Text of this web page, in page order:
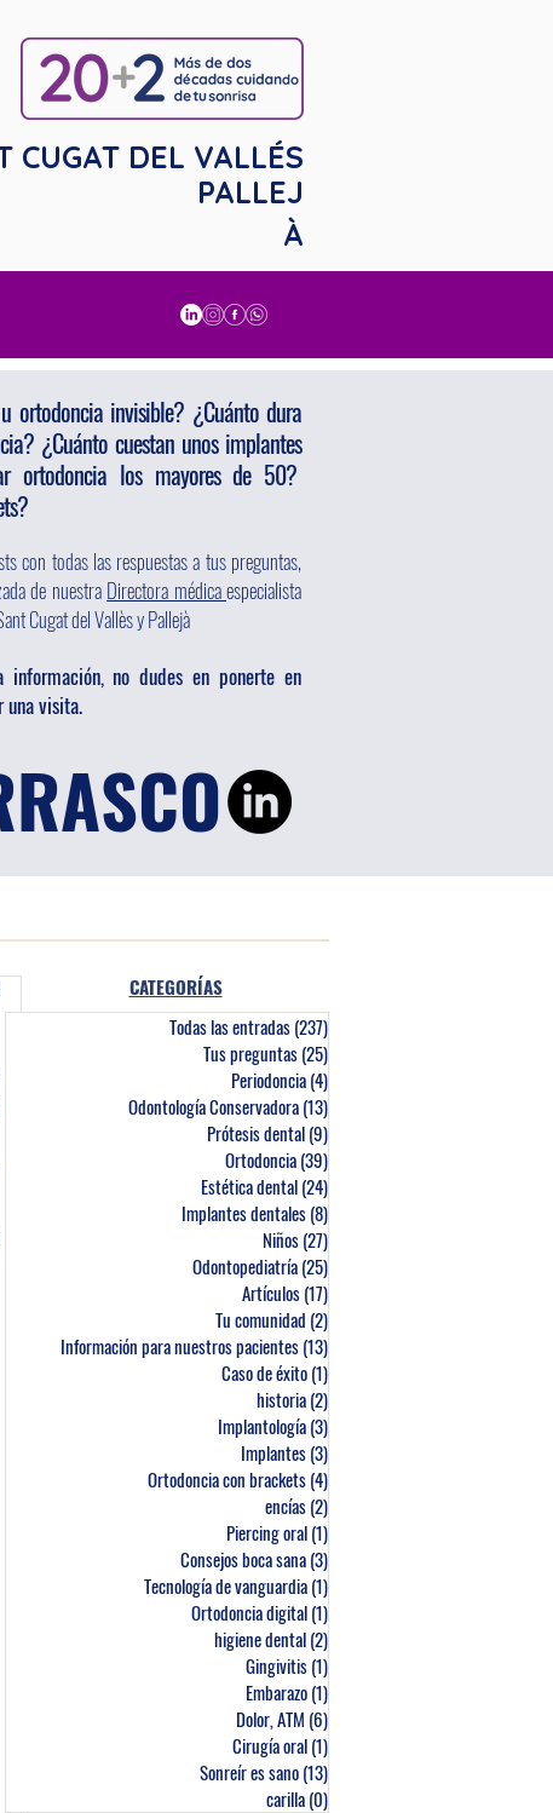
CUGAT DEL VALLÉS
PALLEJ
À
ortodoncia invisible? ¿Cuánto dura
¿Cuánto cuestan unos implantes
ortodoncia los mayores de 50?
con todas las respuestas a tus preguntas,
de nuestraDirectora médicaespecialista
Cugat del Vallès y Pallejà
información, no dudes en ponerte en
una visita.
CATEGORÍAS
Todas las entradas(237)
Tus preguntas(25)
Periodoncia(4)
Odontología Conservadora(13)
Prótesis dental(9)
Ortodoncia(39)
Estética dental(24)
Implantes dentales(8)
Niños(27)
Odontopediatría(25)
Artículos(17)
Tu comunidad (2)
Información para nuestros pacientes(13)
Caso de éxito(1)
historia(2)
Implantología(3)
Implantes(3)
Ortodoncia con brackets(4)
encías(2)
Piercing oral(1)
Consejos boca sana(3)
Tecnología de vanguardia(1)
Ortodoncia digital(1)
higiene dental(2)
Gingivitis(1)
Embarazo(1)
Dolor, ATM (6)
Cirugía oral(1)
Sonreír es sano(13)
carilla(0)